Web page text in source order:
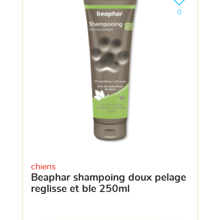
chiens
beaphar shampoing doux pelage
reglisse et ble 250ml
0
Ajouter le
clients ont